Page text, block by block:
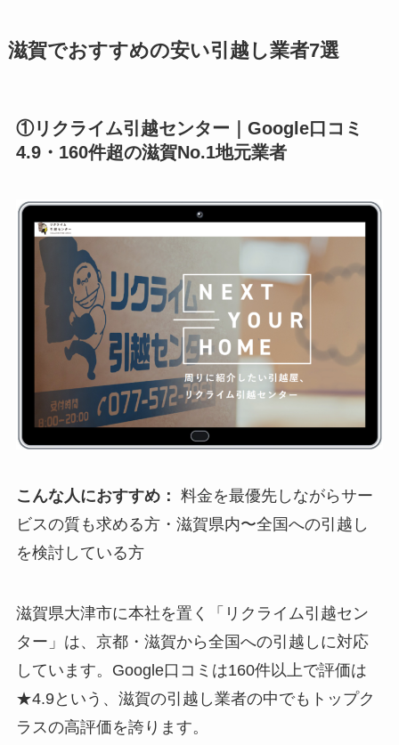
滋賀でおすすめの安い引越し業者7選
①リクライム引越センター｜Google口コミ
4.9・160件超の滋賀No.1地元業者
こんな人におすすめ： 料金を最優先しながらサー
ビスの質も求める方・滋賀県内〜全国への引越し
を検討している方
滋賀県大津市に本社を置く「リクライム引越セン
ター」は、京都・滋賀から全国への引越しに対応
しています。Google口コミは160件以上で評価は
★4.9という、滋賀の引越し業者の中でもトップク
ラスの高評価を誇ります。